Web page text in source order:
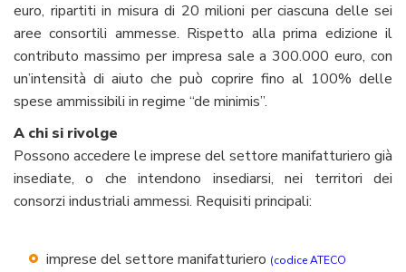
euro, ripartiti in misura di 20 milioni per ciascuna delle sei
aree consortili ammesse. Rispetto alla prima edizione il
contributo massimo per impresa sale a 300.000 euro, con
un’intensità di aiuto che può coprire fino al 100% delle
spese ammissibili in regime “de minimis”.
A chi si rivolge
Possono accedere le imprese del settore manifatturiero già
insediate, o che intendono insediarsi, nei territori dei
consorzi industriali ammessi. Requisiti principali:
imprese del settore manifatturiero (codice ATECO